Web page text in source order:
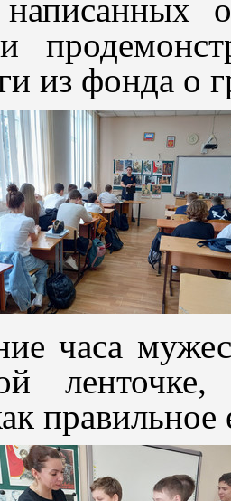
из фонда о
часа
правильное